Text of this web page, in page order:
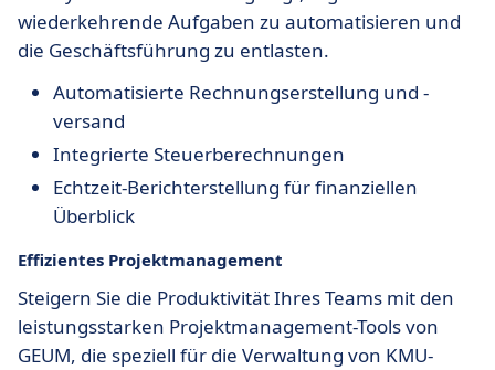
wiederkehrende Aufgaben zu automatisieren und
die Geschäftsführung zu entlasten.
Automatisierte Rechnungserstellung und -
versand
Integrierte Steuerberechnungen
Echtzeit-Berichterstellung für finanziellen
Überblick
Effizientes Projektmanagement
Steigern Sie die Produktivität Ihres Teams mit den
leistungsstarken Projektmanagement-Tools von
GEUM, die speziell für die Verwaltung von KMU-